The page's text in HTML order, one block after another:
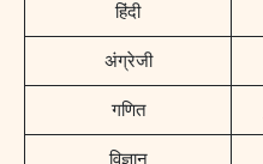
हिंदी
अंग्रेजी
गणित